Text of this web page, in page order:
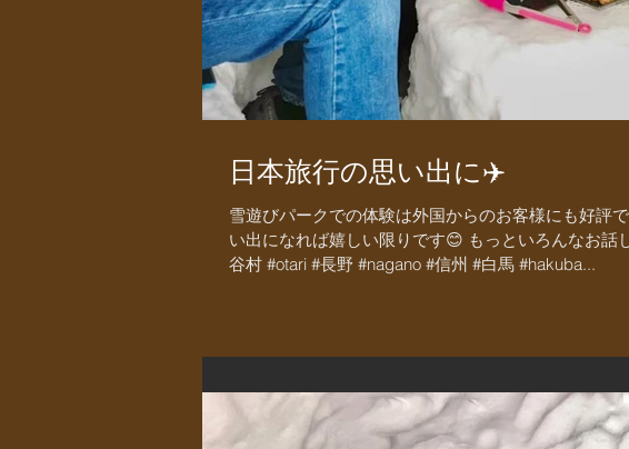
日本旅行の思い出に✈️
雪遊びパークでの体験は外国からのお客様にも好評
い出になれば嬉しい限りです😊 もっといろんなお話
谷村 #otari #長野 #nagano #信州 #白馬 #hakuba...